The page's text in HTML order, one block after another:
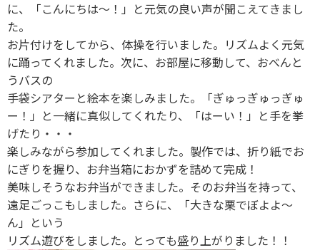
に、「こんにちは〜！」と元気の良い声が聞こえてきまし
た。
お片付けをしてから、体操を行いました。リズムよく元気
に踊ってくれました。次に、お部屋に移動して、おべんと
うバスの
手袋シアターと絵本を楽しみました。「ぎゅっぎゅっぎゅ
ー！」と一緒に真似してくれたり、「はーい！」と手を挙
げたり・・・
楽しみながら参加してくれました。製作では、折り紙でお
にぎりを握り、お弁当箱におかずを詰めて完成！
美味しそうなお弁当ができました。そのお弁当を持って、
遠足ごっこもしました。さらに、「大きな栗でぼよよ〜
ん」という
リズム遊びをしました。とっても盛り上がりました！！